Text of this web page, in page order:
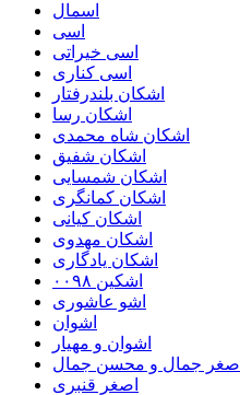
اسمال
اسی
اسی خیراتی
اسی کناری
اشکان بلندرفتار
اشکان رسا
اشکان شاه محمدی
اشکان شفیق
اشکان شمسایی
اشکان‌ کمانگری
اشکان کیانی
اشکان مهدوی
اشکان یادگاری
اشکین ۰۰۹۸
اشو عاشوری
اشوان
اشوان و مهیار
اصغر جمال و محسن جمال
اصغر قنبری